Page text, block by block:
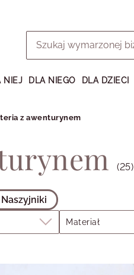
NIEJ DLA NIEGO DLA DZIECI
z awenturynem
(25)
Naszyjniki
Materiał